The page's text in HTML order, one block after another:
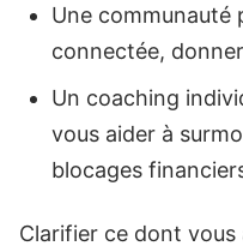
Une communauté
connectée,
Un coaching
vous aider à
blocages
Clarifier ce dont vous